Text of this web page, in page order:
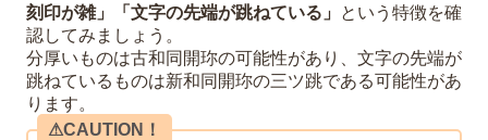
刻印が雑」「文字の先端が跳ねている」 という特徴を確
認してみましょう。
分厚いものは古和同開珎の可能性があり、文字の先端が
跳ねているものは新和同開珎の三ツ跳である可能性があ
ります。
⚠︎CAUTION！